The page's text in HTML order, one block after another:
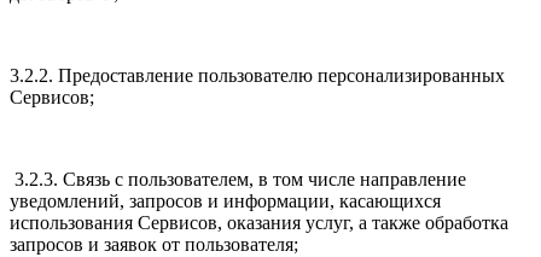
3.2.2. Предоставление пользователю персонализированных
Сервисов;
3.2.3. Связь с пользователем, в том числе направление
уведомлений, запросов и информации, касающихся
использования Сервисов, оказания услуг, а также обработка
запросов и заявок от пользователя;